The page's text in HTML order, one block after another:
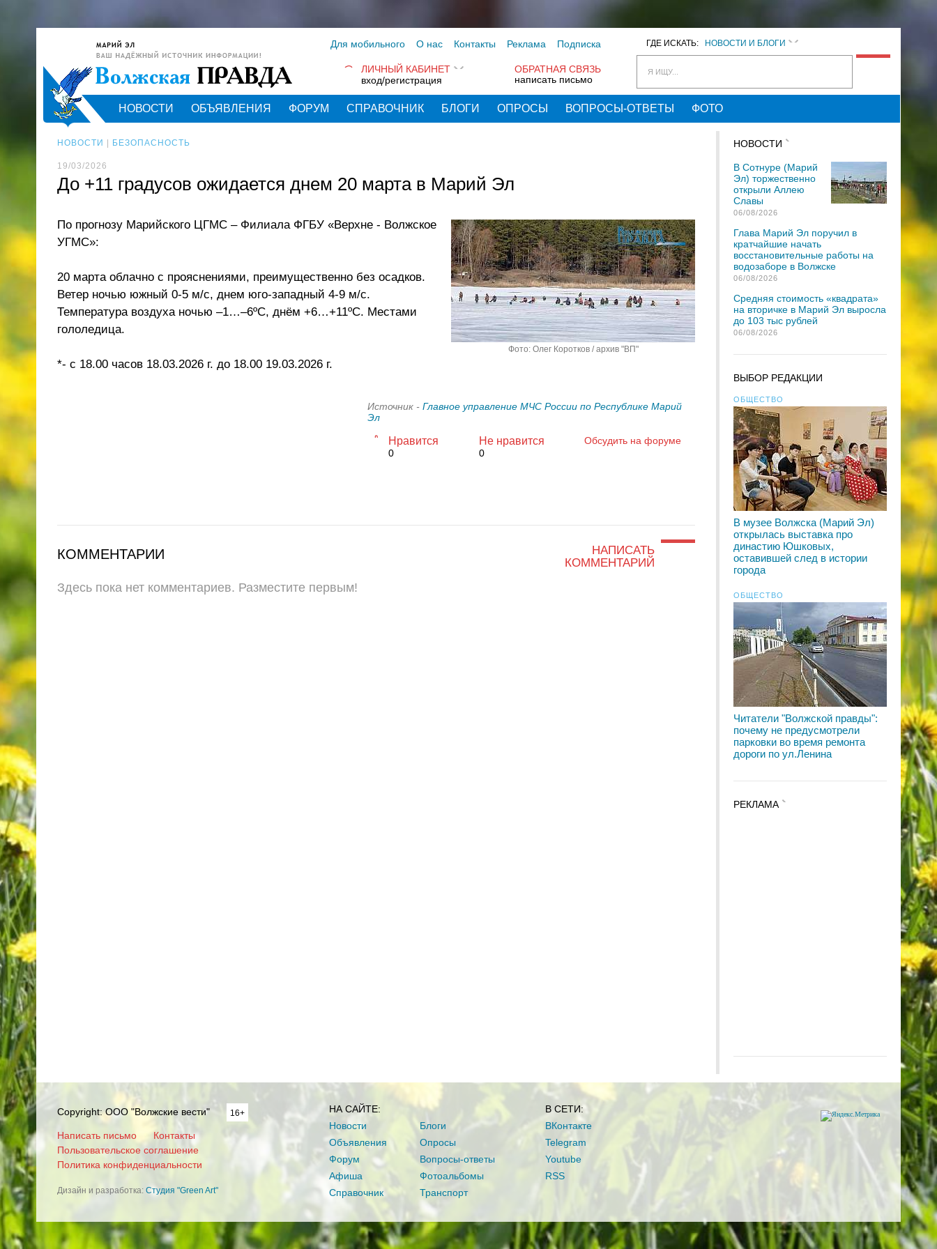
ГДЕ ИСКАТЬ: НОВОСТИ И БЛОГИ
Я ИЩУ...
Для мобильного О нас Контакты Реклама Подписка
ОБРАТНАЯ СВЯЗЬ
написать письмо
ЛИЧНЫЙ КАБИНЕТ
вход/регистрация
НОВОСТИ ОБЪЯВЛЕНИЯ ФОРУМ СПРАВОЧНИК БЛОГИ ОПРОСЫ ВОПРОСЫ-ОТВЕТЫ ФОТО
НОВОСТИ БЕЗОПАСНОСТЬ
19/03/2026
До +11 градусов ожидается днем 20 марта в Марий Эл
Фото: Олег Коротков / архив "ВП"
По прогнозу Марийского ЦГМС – Филиала ФГБУ «Верхне - Волжское
УГМС»:
20 марта облачно с прояснениями, преимущественно без осадков.
Ветер ночью южный 0‑5 м/с, днем юго-западный 4-9 м/с.
Температура воздуха ночью –1…–6ºС, днём +6…+11ºС. Местами
гололедица.
*- с 18.00 часов 18.03.2026 г. до 18.00 19.03.2026 г.
Источник - Главное управление МЧС России по Республике Марий
Эл
Нравится
0
Не нравится
0
Обсудить на форуме
НАПИСАТЬ
КОММЕНТАРИЙ
КОММЕНТАРИИ
Здесь пока нет комментариев. Разместите первым!
НОВОСТИ
В Сотнуре (Марий
Эл) торжественно
открыли Аллею
Славы
06/08/2026
Глава Марий Эл поручил в
кратчайшие начать
восстановительные работы на
водозаборе в Волжске
06/08/2026
Средняя стоимость «квадрата»
на вторичке в Марий Эл выросла
до 103 тыс рублей
06/08/2026
ВЫБОР РЕДАКЦИИ
ОБЩЕСТВО
В музее Волжска (Марий Эл)
открылась выставка про
династию Юшковых,
оставившей след в истории
города
ОБЩЕСТВО
Читатели "Волжской правды":
почему не предусмотрели
парковки во время ремонта
дороги по ул.Ленина
РЕКЛАМА
Copyright: ООО "Волжские вести" 16+
Написать письмо
Контакты
Пользовательское соглашение
Политика конфиденциальности
Дизайн и разработка: Студия "Green Art"
НА САЙТЕ:
Новости
Объявления
Форум
Афиша
Справочник
Блоги
Опросы
Вопросы-ответы
Фотоальбомы
Транспорт
В СЕТИ:
ВКонтакте
Telegram
Youtube
RSS